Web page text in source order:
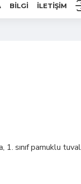
BILGI İLETIŞIM
sınıf pamuklu